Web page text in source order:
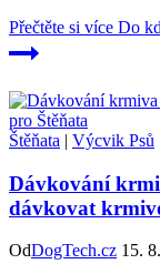
Přečtěte si více Do
Štěňata | Výcvik Psů
Dávkování
dávkovat
OdDogTech.cz 15.